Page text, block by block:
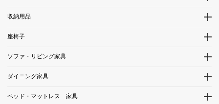
収納用品
座椅子
ソファ・リビング家具
ダイニング家具
ベッド・マットレス 家具